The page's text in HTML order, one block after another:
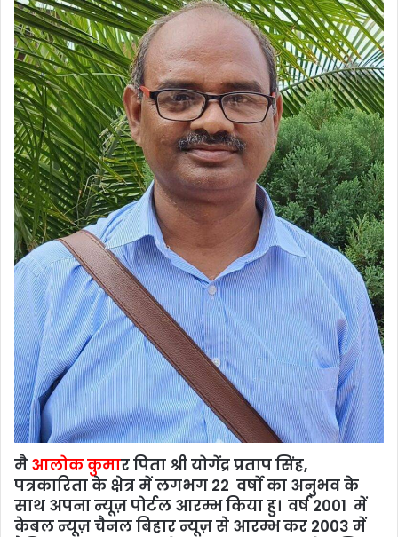
मै आलोक कुमार पिता श्री योगेंद्र प्रताप सिंह,
पत्रकारिता के क्षेत्र में लगभग 22 वर्षो का अनुभव के
साथ अपना न्यूज़ पोर्टल आरम्भ किया हु। वर्ष 2001 में
केबल न्यूज़ चैनल बिहार न्यूज़ से आरम्भ कर 2003 में